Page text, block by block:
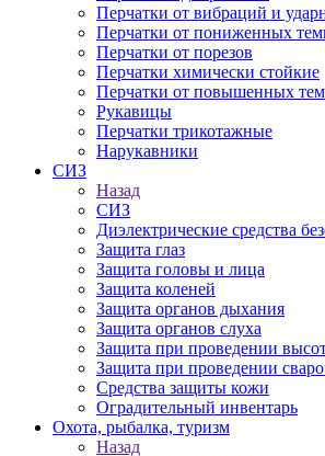
Перчатки от вибраций и
Перчатки от пониженных
Перчатки от порезов
Перчатки химически стойкие
Перчатки от повышенных
Рукавицы
Перчатки трикотажные
Нарукавники
СИЗ
Назад
СИЗ
Диэлектрические средства
Защита глаз
Защита головы и лица
Защита коленей
Защита органов дыхания
Защита органов слуха
Защита при проведении
Защита при проведении
Средства защиты кожи
Оградительный инвентарь
Охота, рыбалка, туризм
Назад